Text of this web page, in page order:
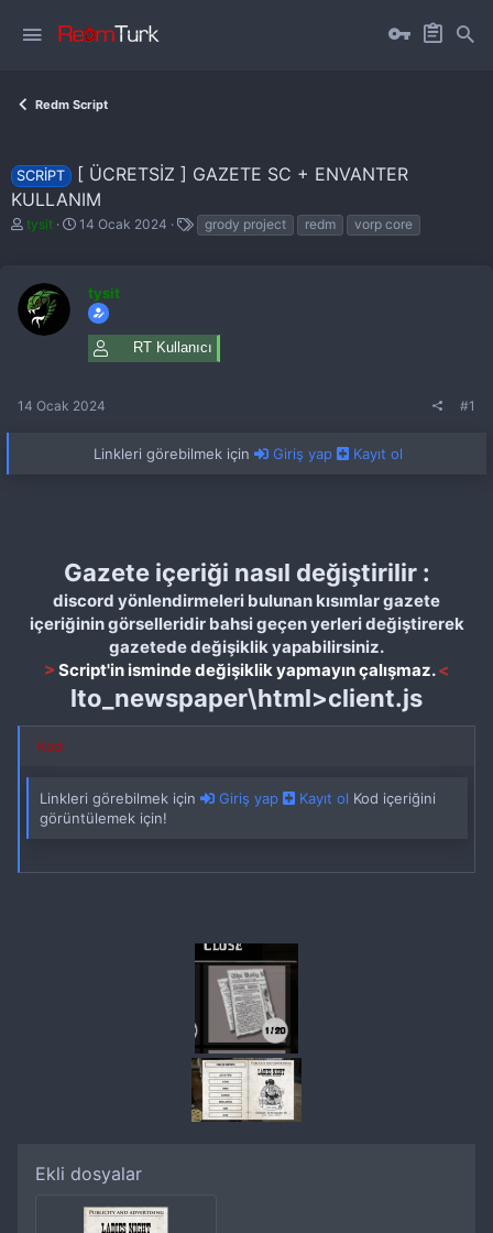
Redm Script
SCRIPT
[ ÜCRETSIZ ] GAZETE SC + ENVANTER
KULLANIM
K
u
y
u
l
a
tysit
B
a
r
14 Ocak 2024
t
e
r
grody project redm vorp core
tysit
RT Kullanıcı
14 Ocak 2024 #1
Linkleri görebilmek için Giriş yap Kayıt ol
Gazete içeriği nasıl değiştirilir :
discord yönlendirmeleri bulunan kısımlar gazete
içeriğinin görselleridir bahsi geçen yerleri değiştirerek
gazetede değişiklik yapabilirsiniz.
> Script'in isminde değişiklik yapmayın çalışmaz.<
lto_newspaper\html>client.js
Kod:
Linkleri görebilmek için Giriş yap Kayıt ol Kod içeriğini
görüntülemek için!
Ekli dosyalar